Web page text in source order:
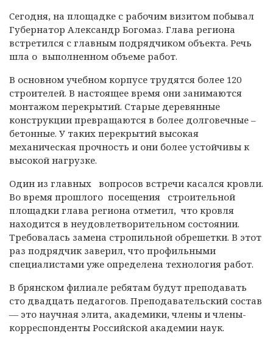
Cегодня, на площадке с рабочим визитом побывал
Губернатор Александр Богомаз. Глава региона
встретился с главным подрядчиком объекта. Речь
шла о выполненном объеме работ.
В основном учебном корпусе трудятся более 120
строителей. В настоящее время они занимаются
монтажом перекрытий. Старые деревянные
конструкции превращаются в более долговечные –
бетонные. У таких перекрытий высокая
механическая прочность и они более устойчивы к
высокой нагрузке.
Один из главных вопросов встречи касался кровли.
Во время прошлого посещения строительной
площадки глава региона отметил, что кровля
находится в неудовлетворительном состоянии.
Требовалась замена стропильной обрешетки. В этот
раз подрядчик заверил, что профильными
специалистами уже определена технология работ.
В брянском филиале ребятам будут преподавать
сто двадцать педагогов. Преподавательский состав
— это научная элита, академики, члены и члены-
корреспонденты Российской академии наук.